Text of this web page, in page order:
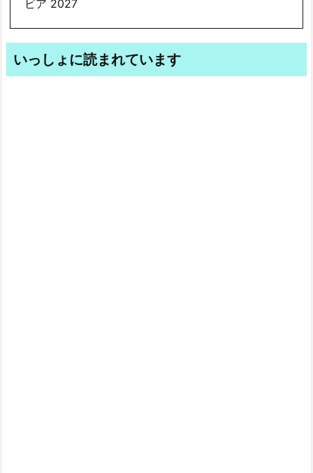
ビア 2027
いっしょに読まれています